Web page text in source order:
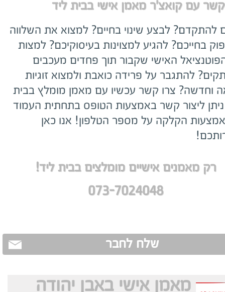
עם קואצ'ר מאמן אישי בבית ליד
להתקדם? לבצע שינוי בחיים? למצוא את השלווה
בחייכם? להגיע למצוינות בעיסוקיכם? למצות
האישי שקבור תוך פחדים מעכבים
להתגבר על פרידה כואבת ולמצוא זוגיות
וחדשה? צרו קשר עכשיו עם מאמן מומלץ בבית
ניתן ליצור קשר באמצעות הטופס בתחתית העמוד
הקלקה על מספר הטלפון! אנו כאן
רק מאמנים אישיים מומלצים בבית ליד!
073-7024048
שלח לחבר
מאמן אישי באבן יהודה